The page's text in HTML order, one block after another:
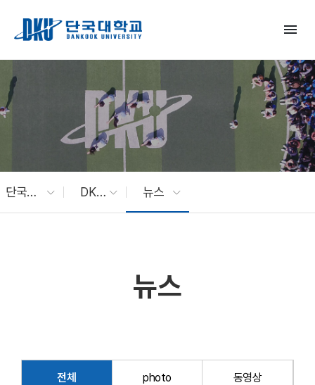
menu
단국대 소식 DKU News 뉴스
뉴스
전체 photo 동영상